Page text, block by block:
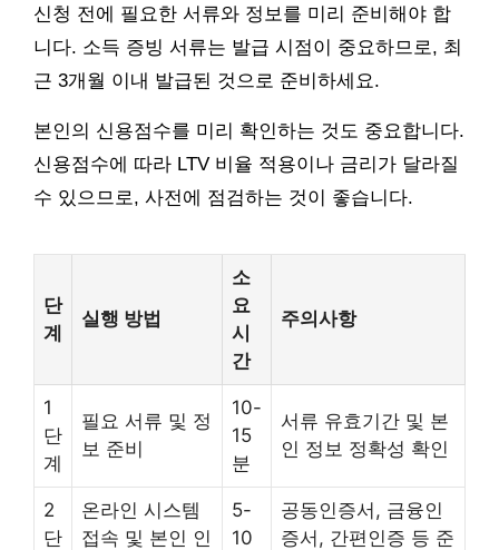
신청 전에 필요한 서류와 정보를 미리 준비해야 합
니다. 소득 증빙 서류는 발급 시점이 중요하므로, 최
근 3개월 이내 발급된 것으로 준비하세요.
본인의 신용점수를 미리 확인하는 것도 중요합니다.
신용점수에 따라 LTV 비율 적용이나 금리가 달라질
수 있으므로, 사전에 점검하는 것이 좋습니다.
단
계
실행 방법
소
요
시
간
주의사항
1
단
계
필요 서류 및 정
보 준비
10-
15
분
서류 유효기간 및 본
인 정보 정확성 확인
2
단
온라인 시스템
접속 및 본인 인
5-
10
공동인증서, 금융인
증서, 간편인증 등 준